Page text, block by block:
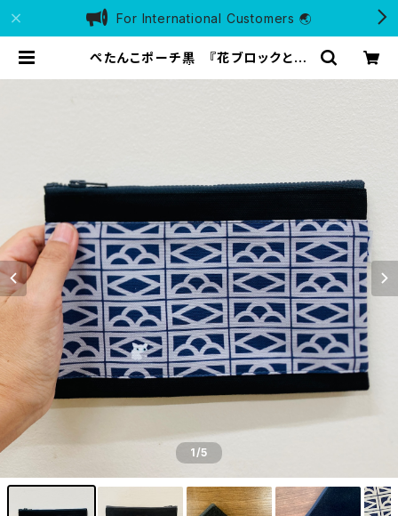
For International Customers 🌏
ぺたんこポーチ黒 『花ブロックと猫
1/5